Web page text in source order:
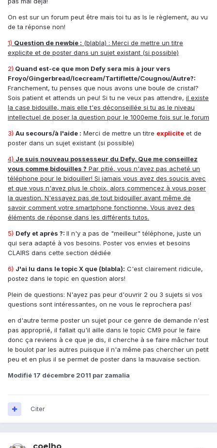
On est sur un forum peut être mais toi tu as ls le règlement, au vu
de ta réponse non!
1) Question de newbie : (blabla) : Merci de mettre un titre
explicite et de poster dans un sujet existant (si possible)
2) Quand est-ce que mon Defy sera mis à jour vers
Froyo/Gingerbread/Icecream/Tartiflette/Cougnou/Autre?:
Franchement, tu penses que nous avons une boule de cristal?
Sois patient et attends un peu! Si tu ne veux pas attendre, il existe
la case bidouille, mais elle t'es déconseillée si tu as le niveau
intellectuel de poser la question pour le 1000eme fois sur le forum
3) Au secours/à l'aide : Merci de mettre un titre explicite et de
poster dans un sujet existant (si possible)
4) Je suis nouveau possesseur du Defy. Que me conseillez
vous comme bidouilles ? Par pitié, vous n'avez pas acheté un
téléphone pour le bidouiller! Si jamais vous avez des soucis avec
et que vous n'avez plus le choix, alors commencez à vous poser
la question. N'essayez pas de tout bidouiller avant même de
savoir comment votre smartphone fonctionne. Vous avez des
éléments de réponse dans les différents tutos.
5) Defy et après ?: Il n'y a pas de "meilleur" téléphone, juste un
qui sera adapté à vos besoins. Poster vos envies et besoins
CLAIRS dans cette section dédiée
6) J'ai lu dans le topic X que (blabla): C'est clairement ridicule,
postez dans le topic en question alors!
Plein de questions: N'ayez pas peur d'ouvrir 2 ou 3 sujets si vos
questions sont intéressantes, on ne vous le reprochera pas!
en d'autre terme poster un sujet pour ce genre de demande n'est
pas approprié, il fallait qu'il aille dans le topic CM9 pour le faire
donc ça reviens à ce que je dis, il cherche à se faire mâcher tout
le boulot par les autres puisque il n'a même pas chercher un petit
peu et en plus il se permet de poster dans la mauvaise section.
Modifié 17 décembre 2011 par zamalia
Citer